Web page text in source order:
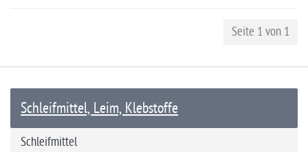
Seite 1 von 1
Schleifmittel, Leim, Klebstoffe
Schleifmittel